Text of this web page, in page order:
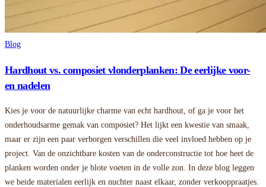
Blog
Hardhout vs. composiet vlonderplanken: De eerlijke voor-
en nadelen
Kies je voor de natuurlijke charme van echt hardhout, of ga je voor het
onderhoudsarme gemak van composiet? Het lijkt een kwestie van smaak,
maar er zijn een paar verborgen verschillen die veel invloed hebben op je
project. Van de onzichtbare kosten van de onderconstructie tot hoe heet de
planken worden onder je blote voeten in de volle zon. In deze blog leggen
we beide materialen eerlijk en nuchter naast elkaar, zonder verkooppraatjes.